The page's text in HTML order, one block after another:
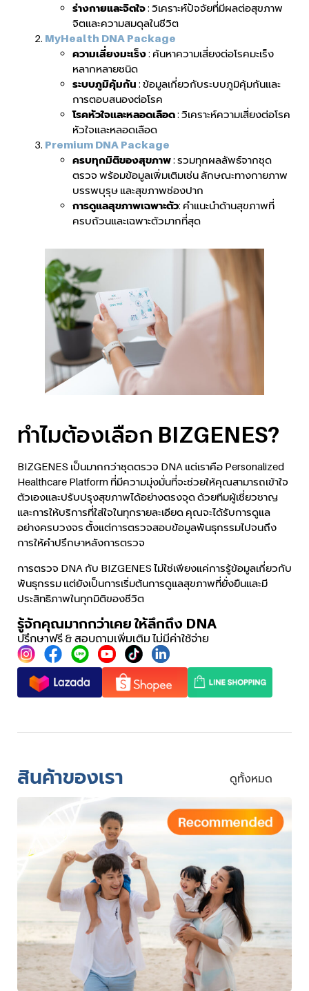
ร่างกายและจิตใจ: วิเคราะห์ปัจจัยที่มีผลต่อสุขภาพ
จิตและความสมดุลในชีวิต
MyHealth DNA Package
ความเสี่ยงมะเร็ง: ค้นหาความเสี่ยงต่อโรคมะเร็ง
หลากหลายชนิด
ระบบภูมิคุ้มกัน : ข้อมูลเกี่ยวกับระบบภูมิคุ้มกันและ
การตอบสนองต่อโรค
โรคหัวใจและหลอดเลือด: วิเคราะห์ความเสี่ยงต่อโรค
หัวใจและหลอดเลือด
Premium DNA Package
ครบทุกมิติของสุขภาพ: รวมทุกผลลัพธ์จากชุด
ตรวจ พร้อมข้อมูลเพิ่มเติมเช่น ลักษณะทางกายภาพ
บรรพบุรุษ และสุขภาพช่องปาก
การดูแลสุขภาพเฉพาะตัว: คำแนะนำด้านสุขภาพที่
ครบถ้วนและเฉพาะตัวมากที่สุด
ทำไมต้องเลือก BIZGENES?
BIZGENES เป็นมากกว่าชุดตรวจ DNA แต่เราคือ Personalized
Healthcare Platform ที่มีความมุ่งมั่นที่จะช่วยให้คุณสามารถเข้าใจ
ตัวเองและปรับปรุงสุขภาพได้อย่างตรงจุด ด้วยทีมผู้เชี่ยวชาญ
และการให้บริการที่ใส่ใจในทุกรายละเอียด คุณจะได้รับการดูแล
อย่างครบวงจร ตั้งแต่การตรวจสอบข้อมูลพันธุกรรมไปจนถึง
การให้คำปรึกษาหลังการตรวจ
การตรวจ DNA กับ BIZGENES ไม่ใช่เพียงแค่การรู้ข้อมูลเกี่ยวกับ
พันธุกรรม แต่ยังเป็นการเริ่มต้นการดูแลสุขภาพที่ยั่งยืนและมี
ประสิทธิภาพในทุกมิติของชีวิต
รู้จักคุณมากกว่าเคย ให้ลึกถึง DNA
ปรึกษาฟรี & สอบถามเพิ่มเติม ไม่มีค่าใช้จ่าย
สินค้าของเรา ดูทั้งหมด